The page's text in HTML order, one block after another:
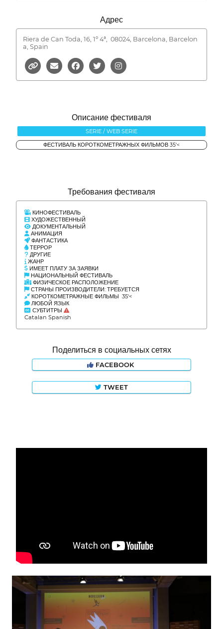
Адрес
Riera de Can Toda, 16, 1º 4ª, 08024, Barcelona, Barcelon
a, Spain
Описание фестиваля
SERIE / WEB SERIE
ФЕСТИВАЛЬ КОРОТКОМЕТРАЖНЫХ ФИЛЬМОВ 35'<
Требования фестиваля
КИНОФЕСТИВАЛЬ
ХУДОЖЕСТВЕННЫЙ
ДОКУМЕНТАЛЬНЫЙ
АНИМАЦИЯ
ФАНТАСТИКА
ТЕРРОР
ДРУГИЕ
ЖАНР
ИМЕЕТ ПЛАТУ ЗА ЗАЯВКИ
НАЦИОНАЛЬНЫЙ ФЕСТИВАЛЬ
ФИЗИЧЕСКОЕ РАСПОЛОЖЕНИЕ
СТРАНЫ ПРОИЗВОДИТЕЛИ: ТРЕБУЕТСЯ
КОРОТКОМЕТРАЖНЫЕ ФИЛЬМЫ 35'<
ЛЮБОЙ ЯЗЫК
СУБТИТРЫ
Catalan Spanish
Поделиться в социальных сетях
FACEBOOK
TWEET